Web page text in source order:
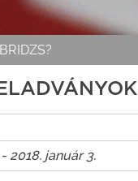
2018. január 3.